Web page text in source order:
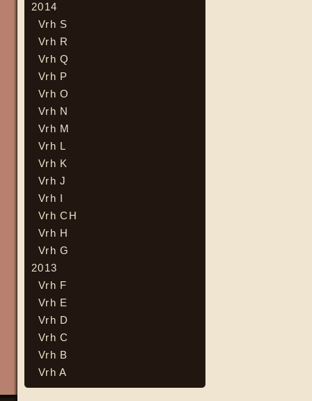
2014
Vrh S
Vrh R
Vrh Q
Vrh P
Vrh O
Vrh N
Vrh M
Vrh L
Vrh K
Vrh J
Vrh I
Vrh CH
Vrh H
Vrh G
2013
Vrh F
Vrh E
Vrh D
Vrh C
Vrh B
Vrh A